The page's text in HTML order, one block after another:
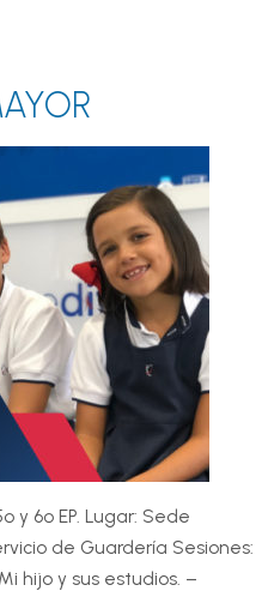
y 6º EP. Lugar: Sede
de Guardería Sesiones:
hijo y sus estudios. –